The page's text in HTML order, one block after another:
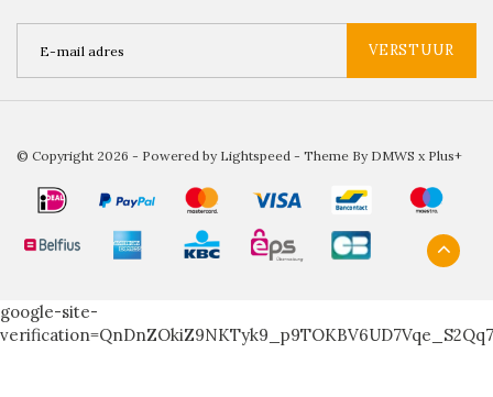
VERSTUUR
© Copyright 2026 - Powered by Lightspeed - Theme By DMWS x Plus+
google-site-